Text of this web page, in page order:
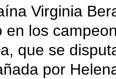
Virginia
en los
que se
por